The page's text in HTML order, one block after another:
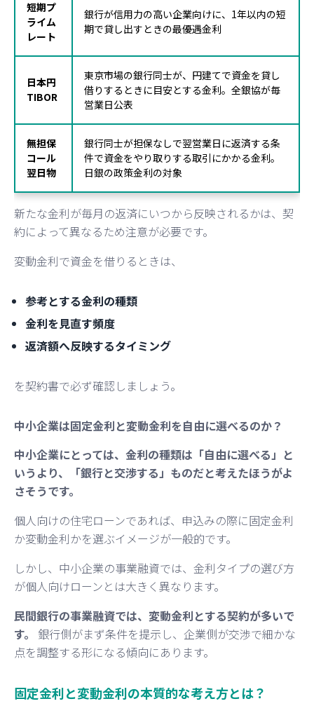
短期プ
ライム
レート
銀行が信用力の高い企業向けに、1年以内の短
期で貸し出すときの最優遇金利
日本円
TIBOR
東京市場の銀行同士が、円建てで資金を貸し
借りするときに目安とする金利。全銀協が毎
営業日公表
無担保
コール
翌日物
銀行同士が担保なしで翌営業日に返済する条
件で資金をやり取りする取引にかかる金利。
日銀の政策金利の対象
新たな金利が毎月の返済にいつから反映されるかは、契
約によって異なるため注意が必要です。
変動金利で資金を借りるときは、
参考とする金利の種類
金利を見直す頻度
返済額へ反映するタイミング
を契約書で必ず確認しましょう。
中小企業は固定金利と変動金利を自由に選べるのか？
中小企業にとっては、金利の種類は「自由に選べる」と
いうより、「銀行と交渉する」ものだと考えたほうがよ
さそうです。
個人向けの住宅ローンであれば、申込みの際に固定金利
か変動金利かを選ぶイメージが一般的です。
しかし、中小企業の事業融資では、金利タイプの選び方
が個人向けローンとは大きく異なります。
民間銀行の事業融資では、変動金利とする契約が多いで
す。
銀行側がまず条件を提示し、企業側が交渉で細かな
点を調整する形になる傾向にあります。
固定金利と変動金利の本質的な考え方とは？